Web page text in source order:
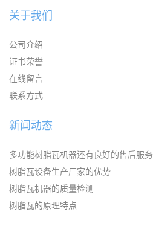
关于我们
公司介绍
证书荣誉
在线留言
联系方式
新闻动态
多功能树脂瓦机器还有良好的售后服务
树脂瓦设备生产厂家的优势
树脂瓦机器的质量检测
树脂瓦的原理特点